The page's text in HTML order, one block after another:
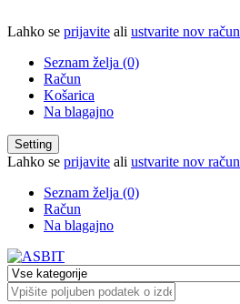
Lahko se prijavite ali ustvarite nov račun
Seznam želja (0)
Račun
Košarica
Na blagajno
Setting
Lahko se prijavite ali ustvarite nov račun
Seznam želja (0)
Račun
Na blagajno